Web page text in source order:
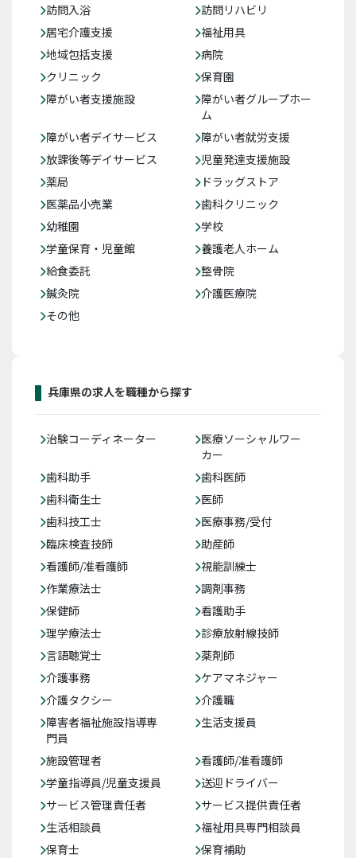
訪問入浴
訪問リハビリ
居宅介護支援
福祉用具
地域包括支援
病院
クリニック
保育園
障がい者支援施設
障がい者グループホー
ム
障がい者デイサービス
障がい者就労支援
放課後等デイサービス
児童発達支援施設
薬局
ドラッグストア
医薬品小売業
歯科クリニック
幼稚園
学校
学童保育・児童館
養護老人ホーム
給食委託
整骨院
鍼灸院
介護医療院
その他
兵庫県の求人を職種から探す
治験コーディネーター
医療ソーシャルワー
カー
歯科助手
歯科医師
歯科衛生士
医師
歯科技工士
医療事務/受付
臨床検査技師
助産師
看護師/准看護師
視能訓練士
作業療法士
調剤事務
保健師
看護助手
理学療法士
診療放射線技師
言語聴覚士
薬剤師
介護事務
ケアマネジャー
介護タクシー
介護職
障害者福祉施設指導専
門員
生活支援員
施設管理者
看護師/准看護師
学童指導員/児童支援員
送迎ドライバー
サービス管理責任者
サービス提供責任者
生活相談員
福祉用具専門相談員
保育士
保育補助